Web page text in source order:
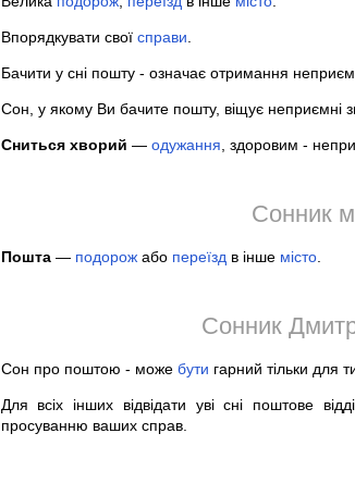
Впорядкувати свої справи
Бачити у сні пошту - означає отримання
Сон, у якому Ви бачите пошту, віщує неприємні
Сниться хворий — одужання , здоровим -
Сонник
Пошта— подорожабо переїзд в інше місто.
Сонник
Сон про поштою - може бути гарний тільки для
Для всіх інших відвідати уві сні поштове
просуванню ваших справ.